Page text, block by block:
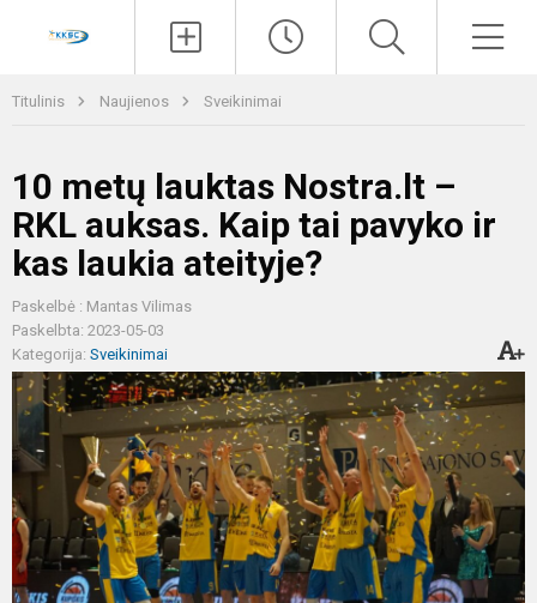
Titulinis Naujienos Sveikinimai
10 metų lauktas Nostra.lt –
RKL auksas. Kaip tai pavyko ir
kas laukia ateityje?
Paskelbė : Mantas Vilimas
Paskelbta: 2023-05-03
Kategorija: Sveikinimai